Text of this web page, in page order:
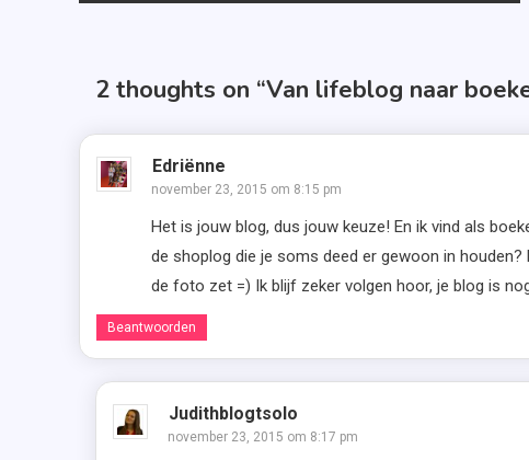
2 thoughts on “Van lifeblog naar
Edriënne
november 23, 2015 om 8:15 pm
Het is jouw blog, dus jouw keuze! En ik vind als
de shoplog die je soms deed er gewoon in
de foto zet =) Ik blijf zeker volgen hoor, je blog is
Beantwoorden
Judithblogtsolo
november 23, 2015 om 8:17 pm